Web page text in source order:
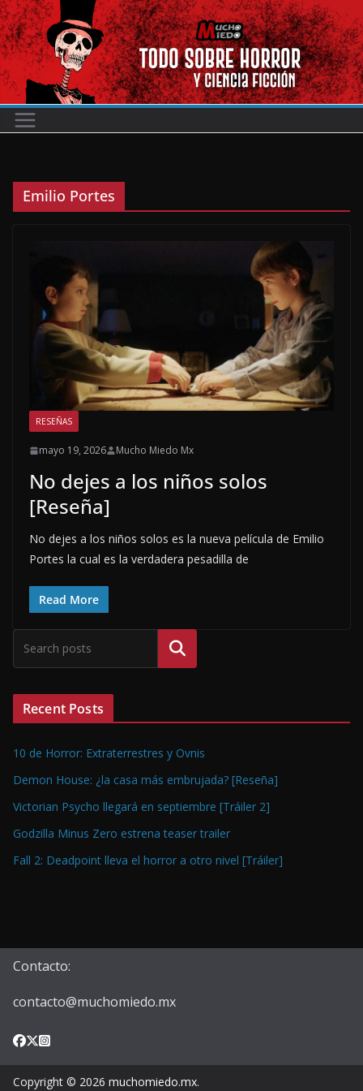
Saltar
al
contenido
Emilio Portes
RESEÑAS
mayo 19, 2026 Mucho Miedo Mx
No dejes a los niños solos
[Reseña]
No dejes a los niños solos es la nueva película de Emilio
Portes la cual es la verdadera pesadilla de
Read More
Buscar
Recent Posts
10 de Horror: Extraterrestres y Ovnis
Demon House: ¿la casa más embrujada? [Reseña]
Victorian Psycho llegará en septiembre [Tráiler 2]
Godzilla Minus Zero estrena teaser trailer
Fall 2: Deadpoint lleva el horror a otro nivel [Tráiler]
Contacto:
contacto@muchomiedo.mx
Copyright © 2026 muchomiedo.mx.